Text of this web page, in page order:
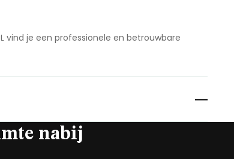
vind je een professionele en betrouwbare
nabij